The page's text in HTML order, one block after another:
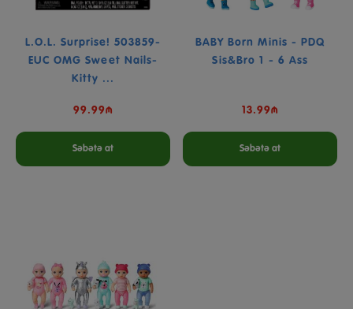
L.O.L. Surprise! 503859-
EUC OMG Sweet Nails-
Kitty ...
99.99₼
Səbətə at
BABY Born Minis - PDQ
Sis&Bro 1 - 6 Ass
13.99₼
Səbətə at